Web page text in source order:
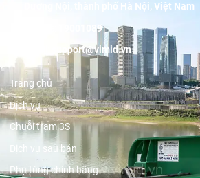
Dương Nội, thành phố Hà Nội, Việt Nam
19001089
support@vimid.vn
Trang chủ
Dịch vụ
Chuỗi trạm 3S
Dịch vụ sau bán
Phụ tùng chính hãng